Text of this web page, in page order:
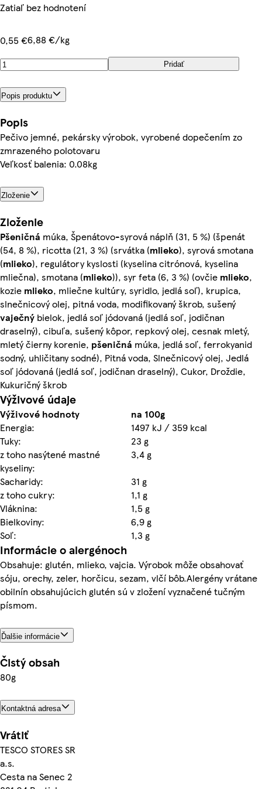
Zatiaľ bez hodnotení
0,55 €6,88 €/kg
Pridať
Popis produktu
Popis
Pečivo jemné, pekársky výrobok, vyrobené dopečením zo
zmrazeného polotovaru
Veľkosť balenia: 0.08kg
Zloženie
Zloženie
Pšeničná múka, Špenátovo-syrová náplň (31, 5 %) (špenát
(54, 8 %), ricotta (21, 3 %) (srvátka (mlieko), syrová smotana
(mlieko), regulátory kyslosti (kyselina citrónová, kyselina
mliečna), smotana (mlieko)), syr feta (6, 3 %) (ovčie mlieko,
kozie mlieko, mliečne kultúry, syridlo, jedlá soľ), krupica,
slnečnicový olej, pitná voda, modifikovaný škrob, sušený
vaječný bielok, jedlá soľ jódovaná (jedlá soľ, jodičnan
draselný), cibuľa, sušený kôpor, repkový olej, cesnak mletý,
mletý čierny korenie, pšeničná múka, jedlá soľ, ferrokyanid
sodný, uhličitany sodné), Pitná voda, Slnečnicový olej, Jedlá
soľ jódovaná (jedlá soľ, jodičnan draselný), Cukor, Droždie,
Kukuričný škrob
Výživové údaje
Výživové hodnoty
na 100g
Energia:
1497 kJ / 359 kcal
Tuky:
23 g
z toho nasýtené mastné
kyseliny:
3,4 g
Sacharidy:
31 g
z toho cukry:
1,1 g
Vláknina:
1,5 g
Bielkoviny:
6,9 g
Soľ:
1,3 g
Informácie o alergénoch
Obsahuje: glutén, mlieko, vajcia. Výrobok môže obsahovať
sóju, orechy, zeler, horčicu, sezam, vlčí bôb.Alergény vrátane
obilnín obsahujúcich glutén sú v zložení vyznačené tučným
písmom.
Ďalšie informácie
Čistý obsah
80g
Kontaktná adresa
Vrátiť
TESCO STORES SR
a.s.
Cesta na Senec 2